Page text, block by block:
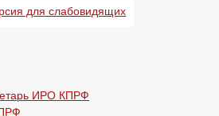
для слабовидящих
ИРО КПРФ